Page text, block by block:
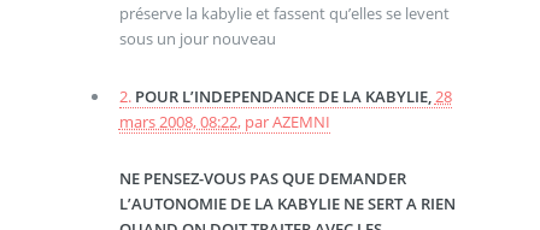
préserve la kabylie et fassent qu’elles se levent
sous un jour nouveau
2. POUR L’INDEPENDANCE DE LA KABYLIE,28
mars 2008, 08:22, parAZEMNI
NE PENSEZ-VOUS PAS QUE DEMANDER
L’AUTONOMIE DE LA KABYLIE NE SERT A RIEN